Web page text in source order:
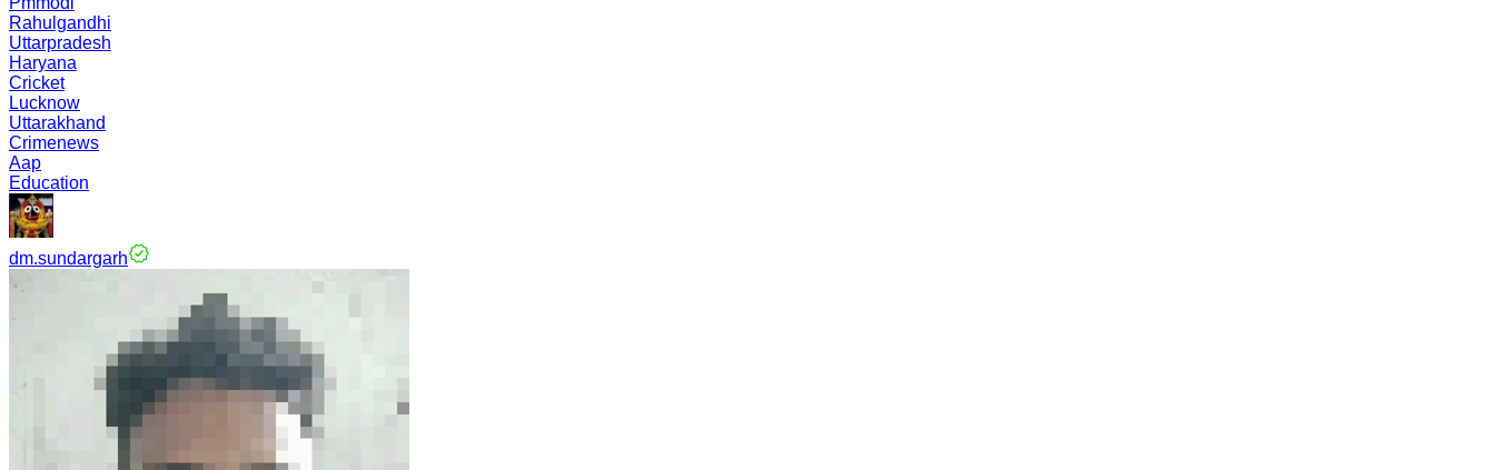
Rahulgandhi
Uttarpradesh
Haryana
Cricket
Lucknow
Uttarakhand
Crimenews
Aap
Education
dm.sundargarh